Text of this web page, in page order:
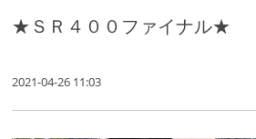
★ＳＲ４００ファイナル★
2021-04-26 11:03